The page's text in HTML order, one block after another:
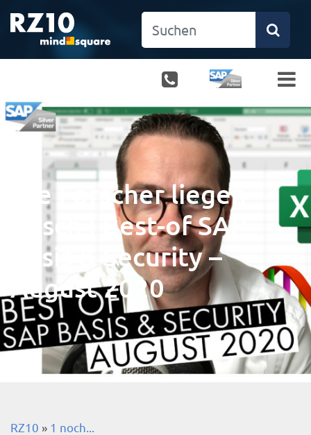
Die Forscher liegen
falsch | Best-of SAP
Basis & Security –
August 2020
RZ10 » 1 noch...